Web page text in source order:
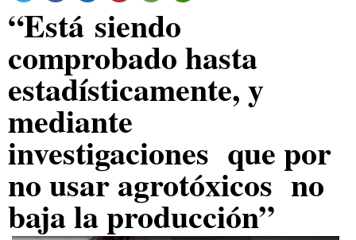
“Está siendo
comprobado hasta
estadísticamente, y
mediante
investigaciones que por
no usar agrotóxicos no
baja la producción”